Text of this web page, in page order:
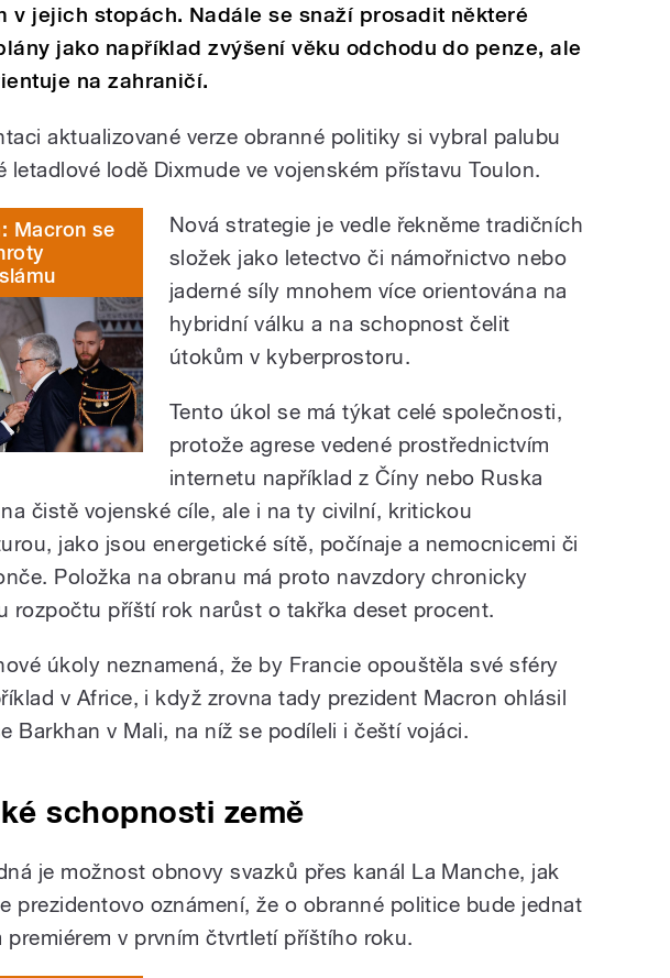
v jejich stopách. Nadále se snaží prosadit některé
jako například zvýšení věku odchodu do penze, ale
na zahraničí.
aktualizované verze obranné politiky si vybral palubu
letadlové lodě Dixmude ve vojenském přístavu Toulon.
Macron se
Nová strategie je vedle řekněme tradičních
složek jako letectvo či námořnictvo nebo
jaderné síly mnohem více orientována na
hybridní válku a na schopnost čelit
útokům v kyberprostoru.
Tento úkol se má týkat celé společnosti,
protože agrese vedené prostřednictvím
internetu například z Číny nebo Ruska
čistě vojenské cíle, ale i na ty civilní, kritickou
jako jsou energetické sítě, počínaje a nemocnicemi či
Položka na obranu má proto navzdory chronicky
rozpočtu příští rok narůst o takřka deset procent.
úkoly neznamená, že by Francie opouštěla své sféry
v Africe, i když zrovna tady prezident Macron ohlásil
Barkhan v Mali, na níž se podíleli i čeští vojáci.
schopnosti země
je možnost obnovy svazků přes kanál La Manche, jak
prezidentovo oznámení, že o obranné politice bude jednat
premiérem v prvním čtvrtletí příštího roku.